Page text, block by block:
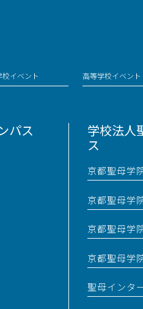
校イベント 高等学校イベント
パス
学校法人
ス
京都聖母学
京都聖母学
京都聖母学
京都聖母学
聖母インタ